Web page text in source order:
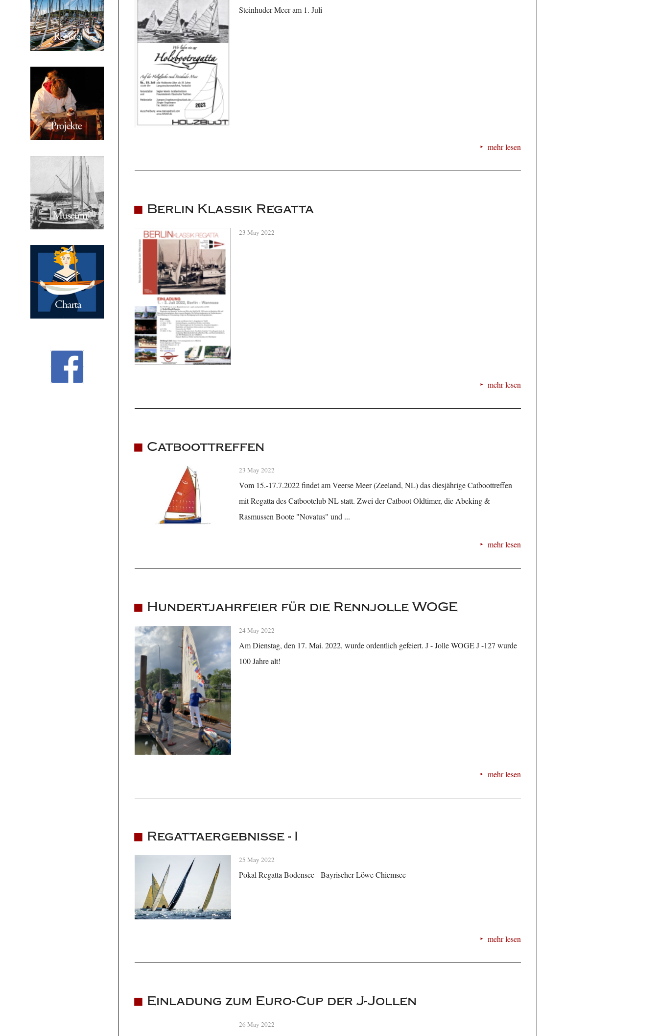
Steinhuder Meer am 1. Juli
mehr lesen
Berlin Klassik Regatta
23 May 2022
mehr lesen
Catboottreffen
23 May 2022
Vom 15.-17.7.2022 findet am Veerse Meer (Zeeland, NL) das diesjährige Catboottreffen
mit Regatta des Catbootclub NL statt. Zwei der Catboot Oldtimer, die Abeking &
Rasmussen Boote "Novatus" und ...
mehr lesen
Hundertjahrfeier für die Rennjolle WOGE
24 May 2022
Am Dienstag, den 17. Mai. 2022, wurde ordentlich gefeiert. J - Jolle WOGE J -127 wurde
100 Jahre alt!
mehr lesen
Regattaergebnisse - I
25 May 2022
Pokal Regatta Bodensee - Bayrischer Löwe Chiemsee
mehr lesen
Einladung zum Euro-Cup der J-Jollen
26 May 2022